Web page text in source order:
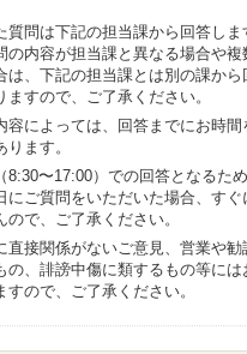
質問は下記の担当課から回答しま
の内容が担当課と異なる場合や複
は、下記の担当課とは別の課から
ますので、ご了承ください。
容によっては、回答までにお時間
ります。
8:30〜17:00）での回答となるため
にご質問をいただいた場合、すぐ
ので、ご了承ください。
直接関係がないご意見、営業や勧
の、誹謗中傷に類するもの等には
すので、ご了承ください。